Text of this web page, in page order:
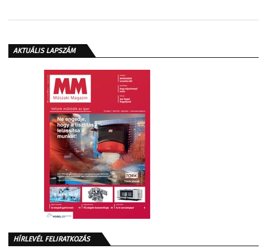
AKTUÁLIS LAPSZÁM
HÍRLEVÉL FELIRATKOZÁS